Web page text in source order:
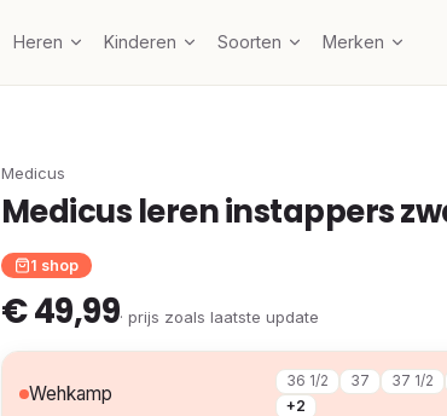
Heren Kinderen Soorten Merken
Medicus
Medicus leren instappers
1 shop
€ 49,99· prijs zoals laatste update
Wehkamp
36 1/2 37 37 1/2
+2